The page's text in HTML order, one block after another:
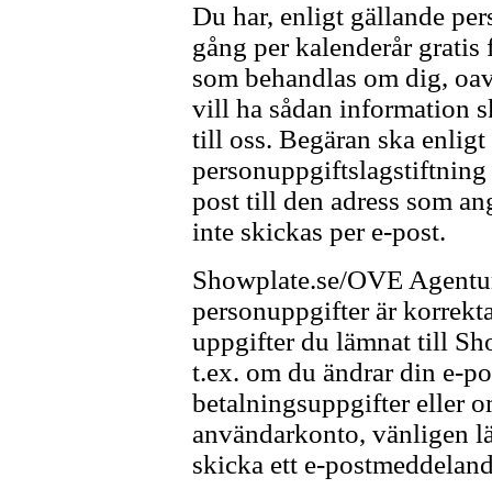
Du har, enligt gällande
gång per kalenderår
som behandlas om dig,
vill ha sådan information
till oss. Begäran ska enligt
post till den adress som
inte skickas per e-post.
Showplate.se/OVE
personuppgifter är
uppgifter du lämnat till
t.ex. om du ändrar din e-
betalningsuppgifter eller
användarkonto, vänligen
skicka ett e-